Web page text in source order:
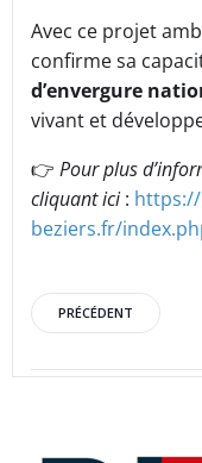
Avec ce projet
confirme sa
d’envergure
vivant et
👉 Pour plus
cliquant ici:
beziers.fr/
Post
PRÉCÉDENT